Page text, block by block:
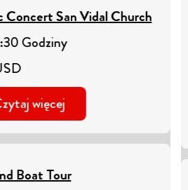
Concert San Vidal Church
:30Godziny
więcej
Boat Tour